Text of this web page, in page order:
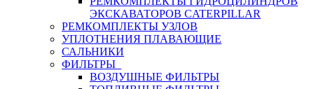
ЭКСКАВАТОРОВ CATERPILLAR
РЕМКОМПЛЕКТЫ УЗЛОВ
УПЛОТНЕНИЯ ПЛАВАЮЩИЕ
САЛЬНИКИ
ФИЛЬТРЫ
ВОЗДУШНЫЕ ФИЛЬТРЫ